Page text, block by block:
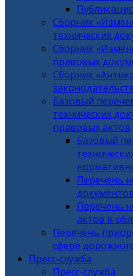
Сборник
технических
Сборник
правовых
Сборник
Базовый
технических
правовых актов
Базовый
Перечень
Перечень
актов в
Перечень
сфере
Пресс-служба
Пресс-служба